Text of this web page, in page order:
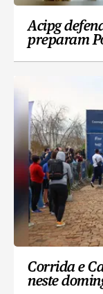
Acipg
preparam
Corrida e
neste